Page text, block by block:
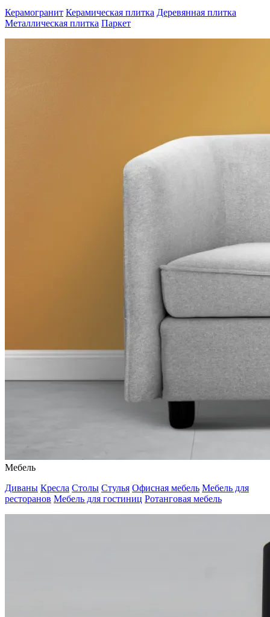
Керамогранит Керамическая плитка Деревянная плитка
Металлическая плитка Паркет
Мебель
Диваны Кресла Столы Стулья Офисная мебель Мебель для
ресторанов Мебель для гостиниц Ротанговая мебель